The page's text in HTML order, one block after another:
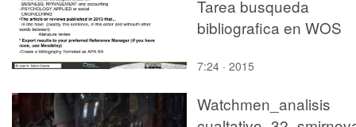
Tarea busqueda
bibliografica en WOS
7:24 · 2015
Watchmen_analisis